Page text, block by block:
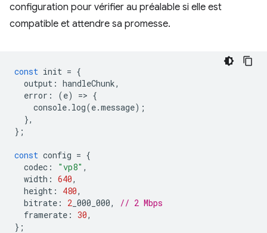
configuration pour vérifier au préalable si elle est
compatible et attendre sa promesse.
const init = {
output : handleChunk,
error : (e) => {
console. log(e.message);
},
};
const config = {
codec : "vp8" ,
width : 640,
height : 480,
bitrate : 2 _000_000,
// 2 Mbps
framerate : 30,
};